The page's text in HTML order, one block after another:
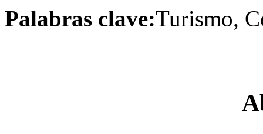
Palabras clave:Turismo,